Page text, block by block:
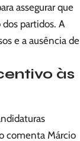
assegurar que
partidos. A
e a ausência de
às
comenta Márcio